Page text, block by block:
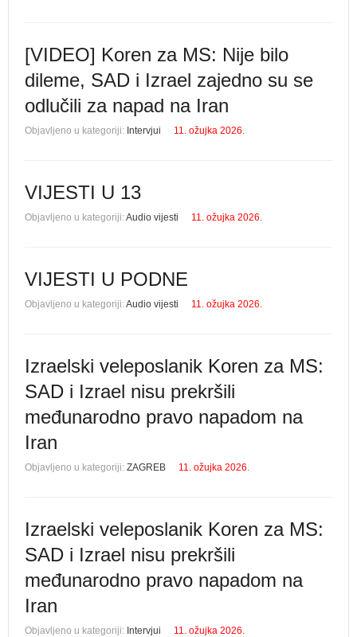
[VIDEO] Koren za MS: Nije bilo
dileme, SAD i Izrael zajedno su se
odlučili za napad na Iran
Objavljeno u kategoriji: Intervjui 11. ožujka 2026.
VIJESTI U 13
Objavljeno u kategoriji:Audio vijesti 11. ožujka 2026.
VIJESTI U PODNE
Objavljeno u kategoriji:Audio vijesti 11. ožujka 2026.
Izraelski veleposlanik Koren za MS:
SAD i Izrael nisu prekršili
međunarodno pravo napadom na
Iran
Objavljeno u kategoriji: ZAGREB 11. ožujka 2026.
Izraelski veleposlanik Koren za MS:
SAD i Izrael nisu prekršili
međunarodno pravo napadom na
Iran
Objavljeno u kategoriji: Intervjui 11. ožujka 2026.